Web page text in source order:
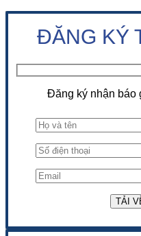
ĐĂNG KÝ
Đăng ký nhận báo